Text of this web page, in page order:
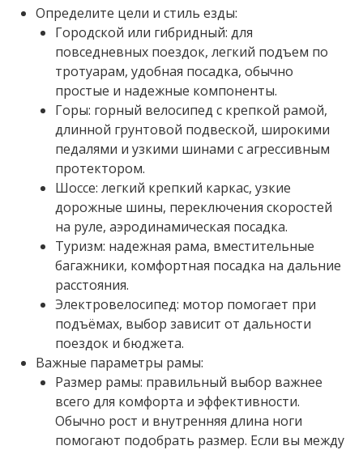
Определите цели и стиль езды:
Городской или гибридный: для
повседневных поездок, легкий подъем по
тротуарам, удобная посадка, обычно
простые и надежные компоненты.
Горы: горный велосипед с крепкой рамой,
длинной грунтовой подвеской, широкими
педалями и узкими шинами с агрессивным
протектором.
Шоссе: легкий крепкий каркас, узкие
дорожные шины, переключения скоростей
на руле, аэродинамическая посадка.
Туризм: надежная рама, вместительные
багажники, комфортная посадка на дальние
расстояния.
Электровелосипед: мотор помогает при
подъёмах, выбор зависит от дальности
поездок и бюджета.
Важные параметры рамы:
Размер рамы: правильный выбор важнее
всего для комфорта и эффективности.
Обычно рост и внутренняя длина ноги
помогают подобрать размер. Если вы между